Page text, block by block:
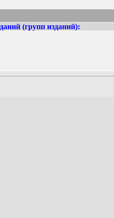
(групп изданий):